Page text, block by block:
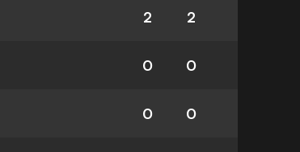
2 2
0 0
0 0